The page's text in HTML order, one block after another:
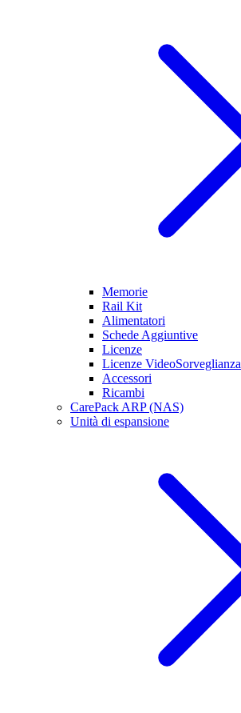
Memorie
Rail Kit
Alimentatori
Schede Aggiuntive
Licenze
Licenze VideoSorveglianza
Accessori
Ricambi
CarePack ARP (NAS)
Unità di espansione